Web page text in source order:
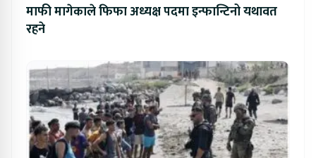
माफी मागेकाले फिफा अध्यक्ष पदमा इन्फान्टिनो यथावत
रहने